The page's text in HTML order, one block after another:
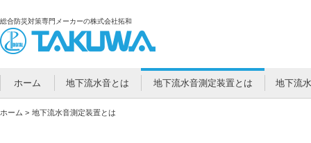
総合防災対策専門メーカーの株式会社拓和
ホーム 地下流水音とは 地下流水音測定装置とは 地下流
ホーム > 地下流水音測定装置とは